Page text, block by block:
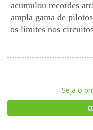
acumulou recordes
ampla gama de
os limites nos
Seja o